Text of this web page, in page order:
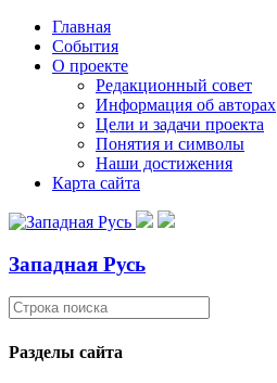
Главная
События
О проекте
Редакционный совет
Информация об авторах
Цели и задачи проекта
Понятия и символы
Наши достижения
Карта сайта
Западная Русь
Разделы сайта